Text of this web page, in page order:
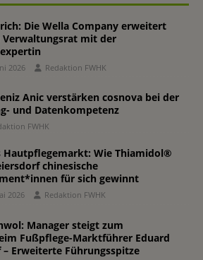
Die Wella Company erweitert
Verwaltungsrat mit der
2026 Redaktion FWHK
Anic verstärken cosnova bei der
und Datenkompetenz
FWHK
Hautpflegemarkt: Wie Thiamidol®
chinesische
für sich gewinnt
2026 Redaktion FWHK
Manager steigt zum
Fußpflege-Marktführer Eduard
– Erweiterte Führungsspitze